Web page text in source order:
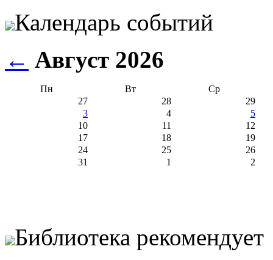
Календарь событий
← Август 2026
Пн Вт
Ср
27
28
29
3
4
5
10
11
12
17
18
19
24
25
26
31
1 2
Библиотека рекомендует